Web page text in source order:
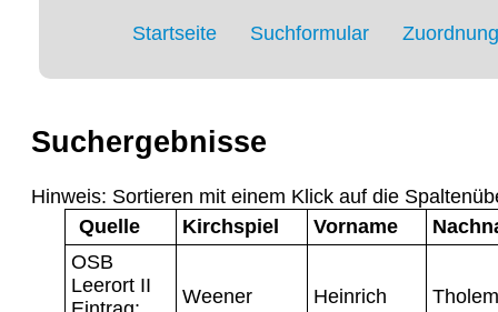
Startseite Suchformular
Suchergebnisse
Hinweis: Sortieren mit einem Klick auf die
Quelle
Kirchspiel Vorname
OSB
Leerort II
Weener Heinrich